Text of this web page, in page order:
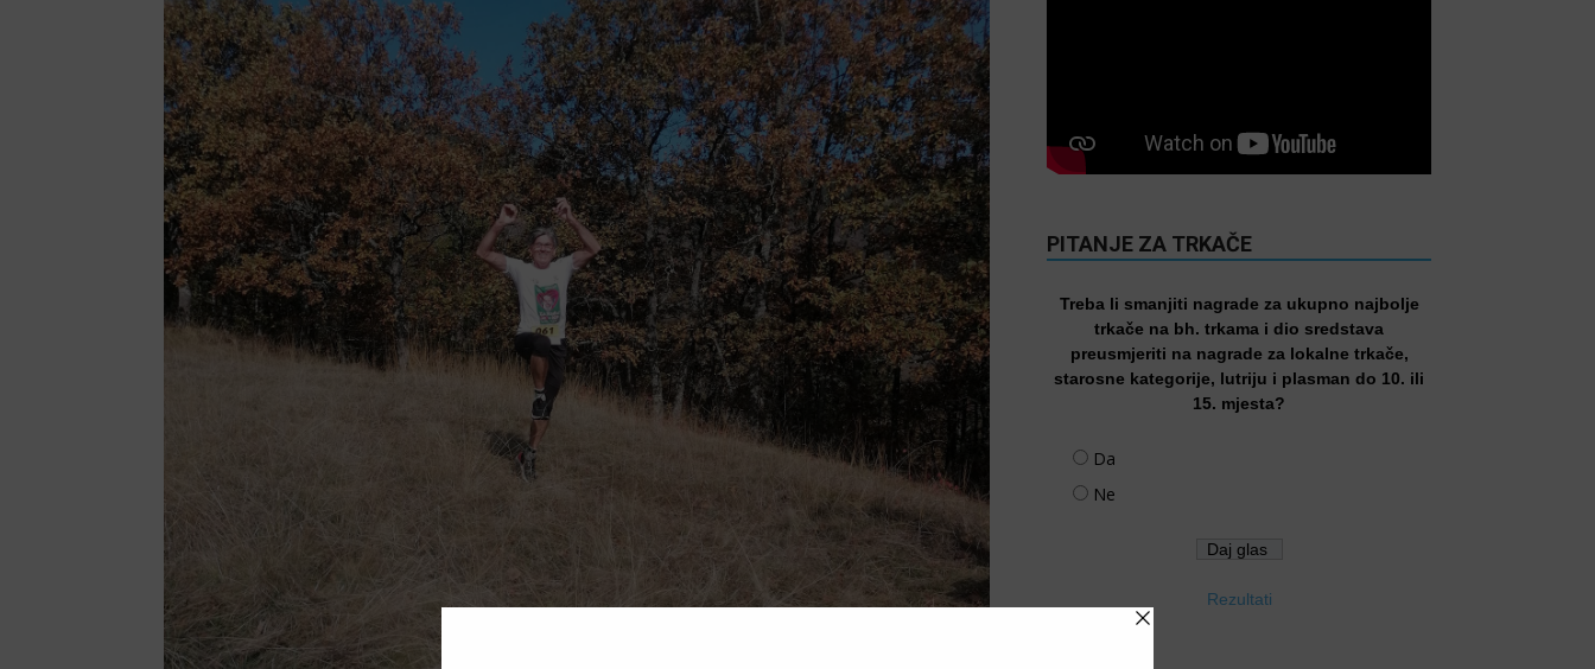
PITANJE ZA TRKAČE
Treba li smanjiti nagrade za ukupno najbolje
trkače na bh. trkama i dio sredstava
preusmjeriti na nagrade za lokalne trkače,
starosne kategorije, lutriju i plasman do 10. ili
15. mjesta?
Da
Ne
Rezultati